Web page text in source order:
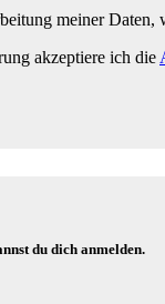
meiner Daten,
akzeptiere ich die
du dich anmelden.